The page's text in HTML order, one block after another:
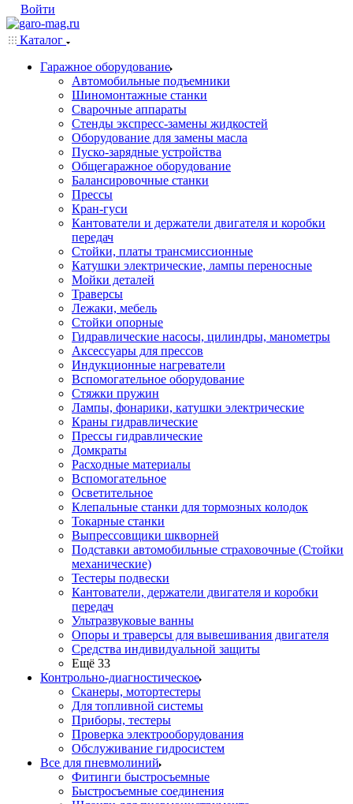
Войти
Каталог
Гаражное оборудование
Автомобильные подъемники
Шиномонтажные станки
Сварочные аппараты
Стенды экспресс-замены жидкостей
Оборудование для замены масла
Пуско-зарядные устройства
Общегаражное оборудование
Балансировочные станки
Прессы
Кран-гуси
Кантователи и держатели двигателя и коробки
передач
Стойки, платы трансмиссионные
Катушки электрические, лампы переносные
Мойки деталей
Траверсы
Лежаки, мебель
Стойки опорные
Гидравлические насосы, цилиндры, манометры
Аксессуары для прессов
Индукционные нагреватели
Вспомогательное оборудование
Стяжки пружин
Лампы, фонарики, катушки электрические
Краны гидравлические
Прессы гидравлические
Домкраты
Расходные материалы
Вспомогательное
Осветительное
Клепальные станки для тормозных колодок
Токарные станки
Выпрессовщики шкворней
Подставки автомобильные страховочные (Стойки
механические)
Тестеры подвески
Кантователи, держатели двигателя и коробки
передач
Ультразвуковые ванны
Опоры и траверсы для вывешивания двигателя
Средства индивидуальной защиты
Ещё 33
Контрольно-диагностическое
Сканеры, мотортестеры
Для топливной системы
Приборы, тестеры
Проверка электрооборудования
Обслуживание гидросистем
Все для пневмолиний
Фитинги быстросъемные
Быстросъемные соединения